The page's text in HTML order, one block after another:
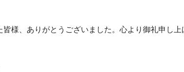
様、ありがとうございました。心より御礼申し上